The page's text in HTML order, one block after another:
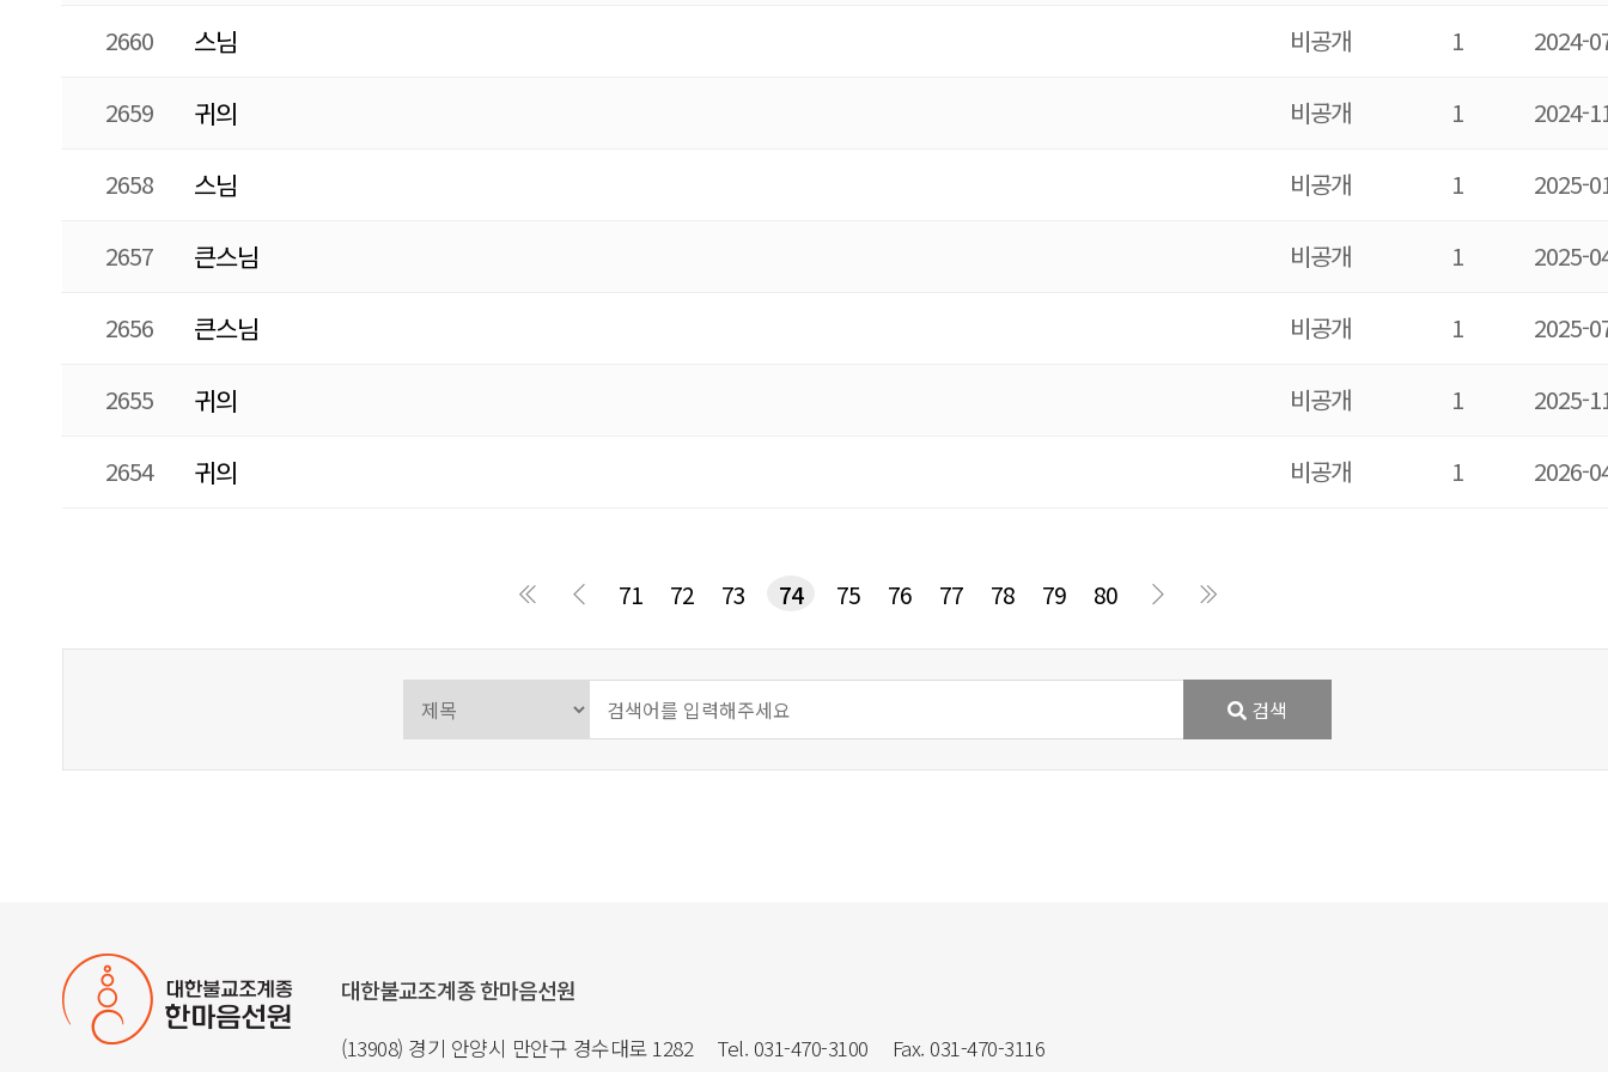
2660 스님 비공개 1 2024-
2659 귀의 비공개 1 2024-
2658 스님 비공개 1 2025-
2657 큰스님 비공개 1 2025-
2656 큰스님 비공개 1 2025-
2655 귀의 비공개 1 2025-
2654 귀의 비공개 1 2026-
71 72 73 74 75 76 77 78 79 80
다음 맨끝
검색
대한불교조계종 한마음선원
(13908) 경기 안양시 만안구 경수대로 1282 Tel. 031-470-3100 Fax. 031-470-3116